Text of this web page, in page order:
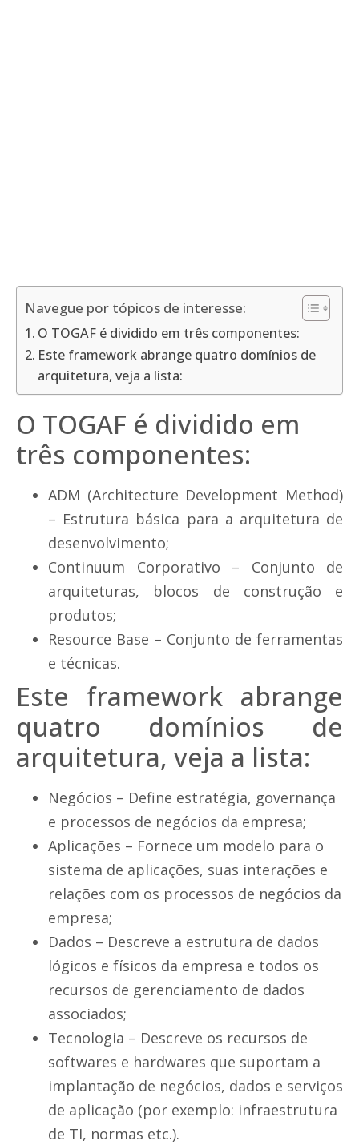
Navegue por tópicos de interesse:
O TOGAF é dividido em três componentes:
Este framework abrange quatro domínios de
arquitetura, veja a lista:
O TOGAF é dividido em
três componentes:
ADM (Architecture Development Method)
– Estrutura básica para a arquitetura de
desenvolvimento;
Continuum Corporativo – Conjunto de
arquiteturas, blocos de construção e
produtos;
Resource Base – Conjunto de ferramentas
e técnicas.
Este framework abrange
quatro domínios de
arquitetura, veja a lista:
Negócios – Define estratégia, governança
e processos de negócios da empresa;
Aplicações – Fornece um modelo para o
sistema de aplicações, suas interações e
relações com os processos de negócios da
empresa;
Dados – Descreve a estrutura de dados
lógicos e físicos da empresa e todos os
recursos de gerenciamento de dados
associados;
Tecnologia – Descreve os recursos de
softwares e hardwares que suportam a
implantação de negócios, dados e serviços
de aplicação (por exemplo: infraestrutura
de TI, normas etc.).